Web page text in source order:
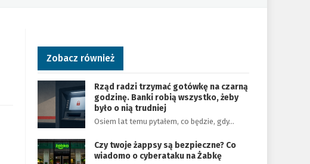
Zobacz również
Rząd radzi trzymać gotówkę na czarną
godzinę. Banki robią wszystko, żeby
było o nią trudniej
Osiem lat temu pytałem, co będzie, gdy…
Czy twoje żappsy są bezpieczne? Co
wiadomo o cyberataku na Żabkę